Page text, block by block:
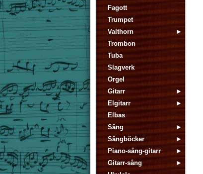
Fagott
Trumpet
Valthorn
Trombon
Tuba
Slagverk
Orgel
Gitarr
Elgitarr
Elbas
Sång
Sångböcker
Piano-sång-gitarr
Gitarr-sång